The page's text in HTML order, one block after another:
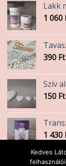
Lakk
1 060
390 Ft
Szív
150 Ft
1 430
Kedves